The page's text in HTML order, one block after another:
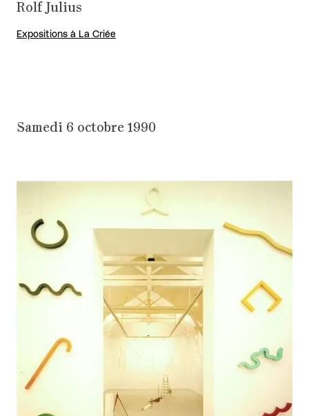
Rolf Julius
Expositions à La Criée
Samedi 6 octobre 1990